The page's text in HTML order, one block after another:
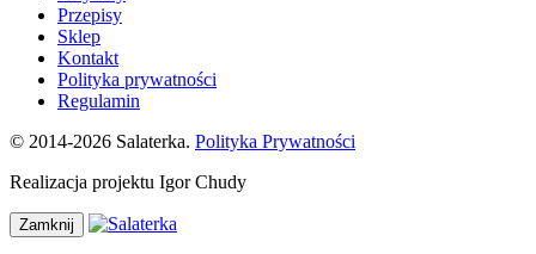
Przepisy
Sklep
Kontakt
Polityka prywatności
Regulamin
© 2014-2026 Salaterka. Polityka Prywatności
Realizacja projektu Igor Chudy
Zamknij